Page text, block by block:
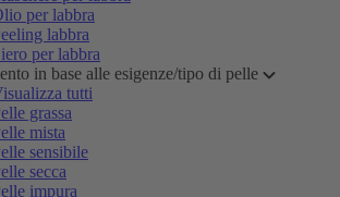
per labbra
labbra
per labbra
in base alle esigenze/tipo di pelle
tutti
grassa
mista
sensibile
secca
impura